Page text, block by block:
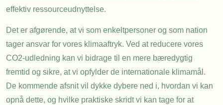
effektiv ressourceudnyttelse.
Det er afgørende, at vi som enkeltpersoner og som nation
tager ansvar for vores klimaaftryk. Ved at reducere vores
CO2-udledning kan vi bidrage til en mere bæredygtig
fremtid og sikre, at vi opfylder de internationale klimamål.
De kommende afsnit vil dykke dybere ned i, hvordan vi kan
opnå dette, og hvilke praktiske skridt vi kan tage for at